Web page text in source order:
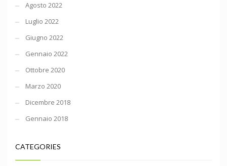
Agosto 2022
Luglio 2022
Giugno 2022
Gennaio 2022
Ottobre 2020
Marzo 2020
Dicembre 2018
Gennaio 2018
CATEGORIES